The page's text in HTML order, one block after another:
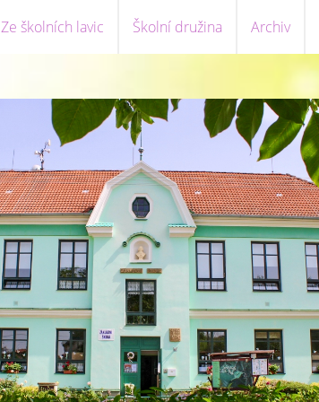
Ze školních lavic Školní družina Archiv